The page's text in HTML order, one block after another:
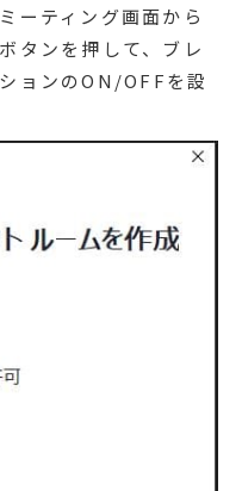
ーティング画面から
タンを押して、ブレ
ョンのON/OFFを設